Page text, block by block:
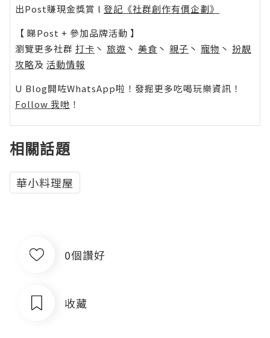
出Post賺現金獎賞 l 登記《社群創作有價企劃》
【 睇Post + 參加品牌活動 】
瀏覽更多社群 打卡 丶 旅遊 丶 美食 丶 親子 丶 寵物 丶 扮靚
攻略及 活動情報
U Blog開咗WhatsApp啦！發掘更多吃喝玩樂資訊！
Follow 我哋 ！
相關話題
華小料理屋
0個讚好
收藏